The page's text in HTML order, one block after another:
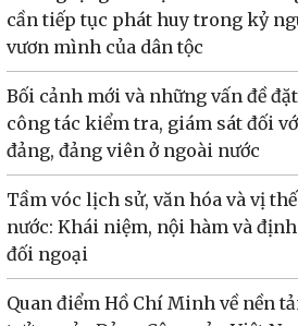
cần tiếp tục phát huy trong kỷ
vươn mình của dân tộc
Bối cảnh mới và những vấn đề
công tác kiểm tra, giám sát đối
đảng, đảng viên ở ngoài nước
Tầm vóc lịch sử, văn hóa và vị
nước: Khái niệm, nội hàm và
đối ngoại
Quan điểm Hồ Chí Minh về nền